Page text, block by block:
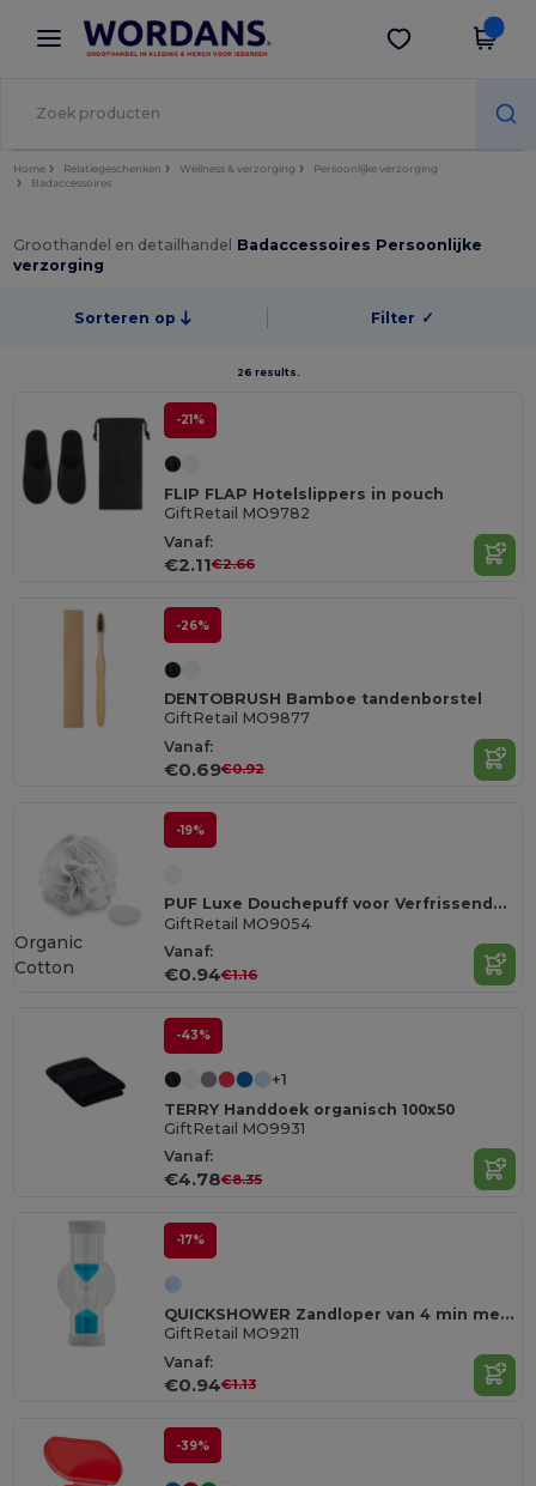
× Wordans-app
Betere prijzen in de app!
Download app
Home Relatiegeschenken Wellness & verzorging
Persoonlijke verzorging
Badaccessoires
Groothandel en detailhandel Badaccessoires Persoonlijke
verzorging
Sorteren op Filter ✓
26 results.
-21%
FLIP FLAP Hotelslippers in pouch
GiftRetail MO9782
Vanaf:
€2.11€2.66
-26%
DENTOBRUSH Bamboe tandenborstel
GiftRetail MO9877
Vanaf:
€0.69€0.92
-19%
PUF Luxe Douchepuff voor Verfrissende Reiniging
GiftRetail MO9054
Vanaf:
€0.94€1.16
Organic
Cotton
-43%
+1
TERRY Handdoek organisch 100x50
GiftRetail MO9931
Vanaf:
€4.78€8.35
-17%
QUICKSHOWER Zandloper van 4 min met zuignap
GiftRetail MO9211
Vanaf:
€0.94€1.13
-39%